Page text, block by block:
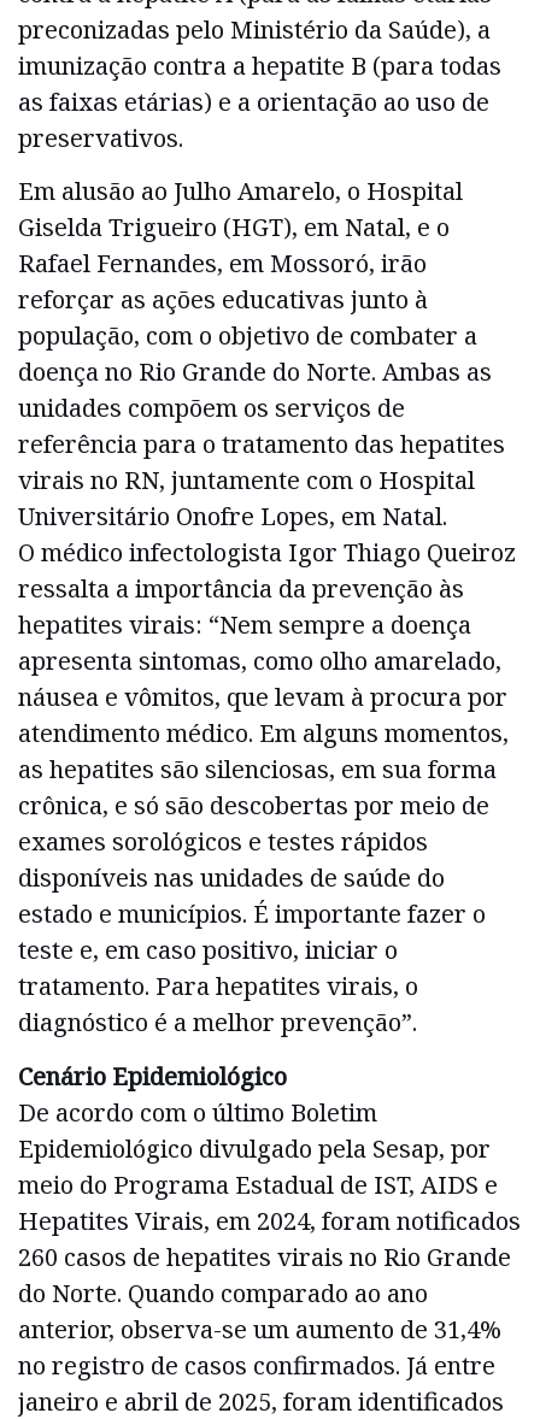
preconizadas pelo Ministério da Saúde), a
imunização contra a hepatite B (para todas
as faixas etárias) e a orientação ao uso de
preservativos.
Em alusão ao Julho Amarelo, o Hospital
Giselda Trigueiro (HGT), em Natal, e o
Rafael Fernandes, em Mossoró, irão
reforçar as ações educativas junto à
população, com o objetivo de combater a
doença no Rio Grande do Norte. Ambas as
unidades compõem os serviços de
referência para o tratamento das hepatites
virais no RN, juntamente com o Hospital
Universitário Onofre Lopes, em Natal.
O médico infectologista Igor Thiago Queiroz
ressalta a importância da prevenção às
hepatites virais: “Nem sempre a doença
apresenta sintomas, como olho amarelado,
náusea e vômitos, que levam à procura por
atendimento médico. Em alguns momentos,
as hepatites são silenciosas, em sua forma
crônica, e só são descobertas por meio de
exames sorológicos e testes rápidos
disponíveis nas unidades de saúde do
estado e municípios. É importante fazer o
teste e, em caso positivo, iniciar o
tratamento. Para hepatites virais, o
diagnóstico é a melhor prevenção”.
Cenário Epidemiológico
De acordo com o último Boletim
Epidemiológico divulgado pela Sesap, por
meio do Programa Estadual de IST, AIDS e
Hepatites Virais, em 2024, foram notificados
260 casos de hepatites virais no Rio Grande
do Norte. Quando comparado ao ano
anterior, observa-se um aumento de 31,4%
no registro de casos confirmados. Já entre
janeiro e abril de 2025, foram identificados